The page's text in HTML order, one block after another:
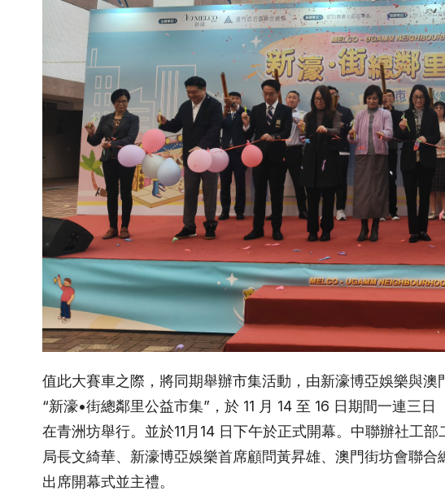
值此大賽車之際，將同期舉辦市集活動，由新濠博亞娛樂與澳
“新濠•街總鄰里公益市集”，於 11 月 14 至 16 日期間一連三日
在青洲坊舉行。並於11月14 日下午於正式開幕。中聯辦社工
局長文綺華、新濠博亞娛樂首席顧問黃昇雄、澳門街坊會聯
出席開幕式並主禮。